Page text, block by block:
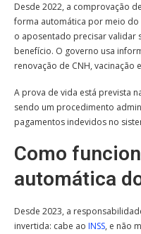
Desde 2022, a comprovação
forma automática por meio
o aposentado precisar validar
benefício. O governo usa
renovação de CNH, vacinação
A prova de vida está prevista
sendo um procedimento
pagamentos indevidos no
Como
automática
Desde 2023, a
invertida: cabe ao INSS, e não